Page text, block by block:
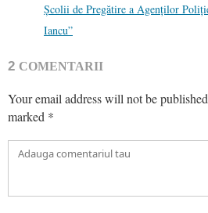
Școlii de Pregătire a Agenților
Iancu”
2 COMENTARII
Your email address will not be
marked *